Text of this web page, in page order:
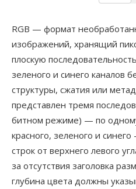
RGB — формат
изображений, хранящий
плоскую
зеленого и синего каналов
структуры, сжатия или
представлен тремя
битном режиме) — по
красного, зеленого и
строк от верхнего левого
за отсутствия заголовка
глубина цвета должны